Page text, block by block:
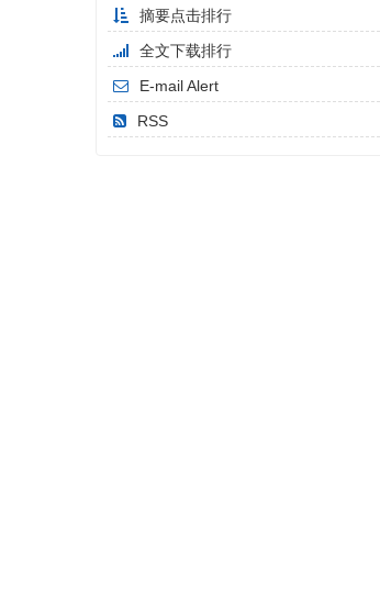
摘要点击排行
全文下载排行
E-mail Alert
RSS